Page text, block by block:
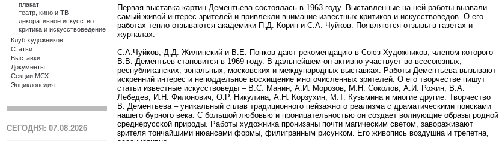
плакат
театр, кино и ТВ
декоративное искусство
критика и искусствоведение
Клуб художников
Статьи
Выставки
Документы
Секции МСХ
Энциклопедия
СЕГОДНЯ: 07.08.2026
Первая выставка картин Дементьева состоялась в 1963 году. Выставленные на ней работы вызвали
самый живой интерес зрителей и привлекли внимание известных критиков и искусствоведов. О его
работах тепло отзываются академики П.Д. Корин и С.А. Чуйков. Появляются отзывы в газетах и
журналах.
С.А.Чуйков, Д.Д. Жилинский и В.Е. Попков дают рекомендацию в Союз Художников, членом которого
В.В. Дементьев становится в 1969 году. В дальнейшем он активно участвует во всесоюзных,
республиканских, зональных, московских и международных выставках. Работы Дементьева вызывают
искренний интерес и неподдельное восхищение многочисленных зрителей. О его творчестве пишут
статьи известные искусствоведы – В.С. Манин, А.И. Морозов, М.Н. Соколов, А.И. Рожин, В.А.
Лебедев, И.Н. Филонович, О.Р. Никулина, А.Н. Корзухин, М.Т. Кузьмина и многие другие. Творчество
В. Дементьева – уникальный сплав традиционного пейзажного реализма с драматическими поисками
нашего бурного века. С большой любовью и проницательностью он создает волнующие образы родной
среднерусской природы. Работы художника пронизаны почти магическим светом, завораживают
зрителя тончайшими нюансами формы, филигранным рисунком. Его живопись воздушна и трепетна,